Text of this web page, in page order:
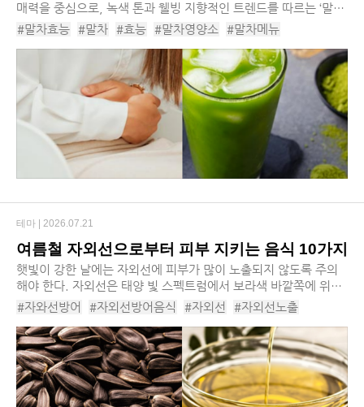
매력을 중심으로, 녹색 톤과 웰빙 지향적인 트렌드를 따르는 ‘말차
코어’라는 단어는 전 세계에서 통용이 되고 있는 상황이다. 말차빛
#말차효능 #말차 #효능 #말차영양소
#말차메뉴
#말차레시피 #말차라떼 #말차카페인 #말차성분 #혈당감소
#피부미용
여름철 자외선으로부터 피부 지키는 음식 10가지
햇빛이 강한 날에는 자외선에 피부가 많이 노출되지 않도록 주의
해야 한다. 자외선은 태양 빛 스펙트럼에서 보라색 바깥쪽에 위치
한, 눈에 보이지 않는 광선이다. 체내 비타민D 합성을 도울 수 있
#자와선방어 #자외선방어음식 #자외선
#자외선노출
#자외선방어먹거리 #포도 #올리브오일 #토마토 #호두
#브로콜리 #코코아 #해바라기씨
테마 | 2026.07.21